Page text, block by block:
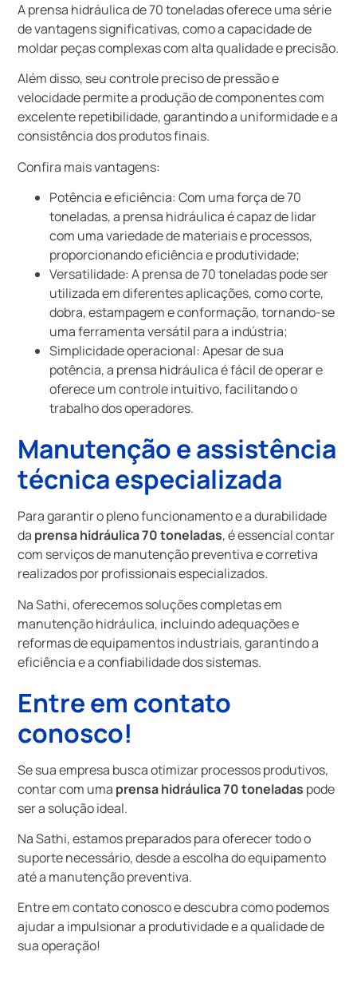
A prensa hidráulica de 70 toneladas oferece uma série
de vantagens significativas, como a capacidade de
moldar peças complexas com alta qualidade e precisão.
Além disso, seu controle preciso de pressão e
velocidade permite a produção de componentes com
excelente repetibilidade, garantindo a uniformidade e a
consistência dos produtos finais.
Confira mais vantagens:
Potência e eficiência: Com uma força de 70
toneladas, a prensa hidráulica é capaz de lidar
com uma variedade de materiais e processos,
proporcionando eficiência e produtividade;
Versatilidade: A prensa de 70 toneladas pode ser
utilizada em diferentes aplicações, como corte,
dobra, estampagem e conformação, tornando-se
uma ferramenta versátil para a indústria;
Simplicidade operacional: Apesar de sua
potência, a prensa hidráulica é fácil de operar e
oferece um controle intuitivo, facilitando o
trabalho dos operadores.
Manutenção e assistência
técnica especializada
Para garantir o pleno funcionamento e a durabilidade
da prensa hidráulica 70 toneladas, é essencial contar
com serviços de manutenção preventiva e corretiva
realizados por profissionais especializados.
Na Sathi, oferecemos soluções completas em
manutenção hidráulica, incluindo adequações e
reformas de equipamentos industriais, garantindo a
eficiência e a confiabilidade dos sistemas.
Entre em contato
conosco!
Se sua empresa busca otimizar processos produtivos,
contar com uma prensa hidráulica 70 toneladas pode
ser a solução ideal.
Na Sathi, estamos preparados para oferecer todo o
suporte necessário, desde a escolha do equipamento
até a manutenção preventiva.
Entre em contato conosco e descubra como podemos
ajudar a impulsionar a produtividade e a qualidade de
sua operação!